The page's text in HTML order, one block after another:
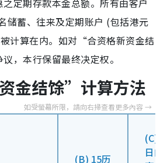
定期存款本金总额。所有由客户
储蓄、往来及定期账户 (包括港元
计算在内。如对“合资格新资金结
，本行保留最终决定权。
金结馀”计算方法
(B) 15历
(C)
日内